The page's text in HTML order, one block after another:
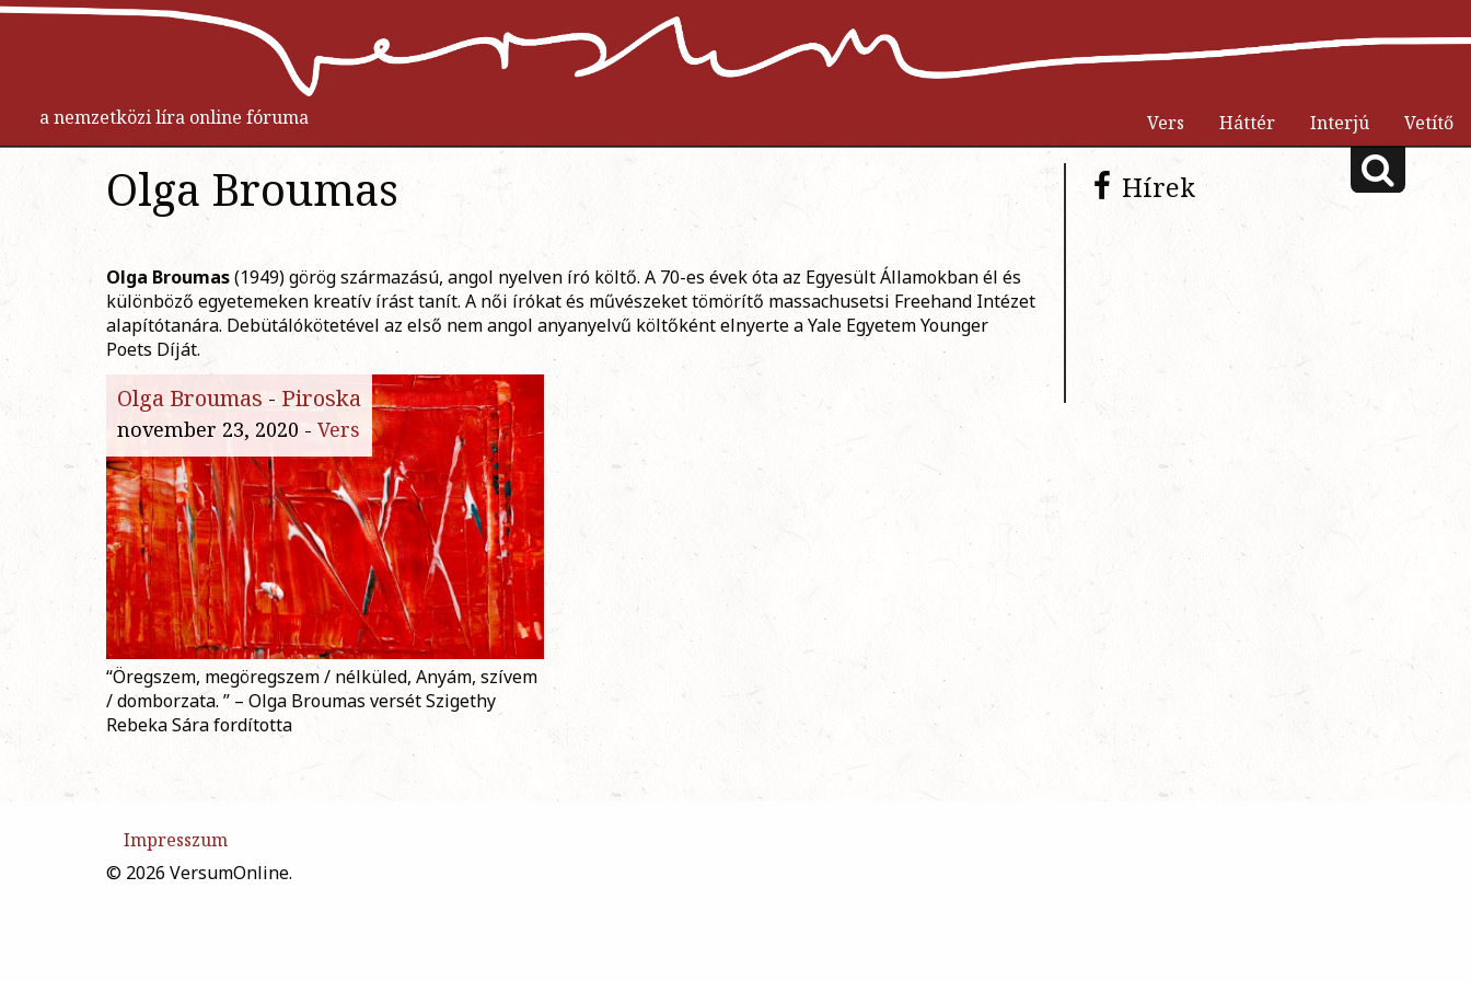
a nemzetközi líra online fóruma Vers Háttér Interjú Vetítő
Olga Broumas
Olga Broumas(1949) görög származású, angol nyelven író költő. A 70-es évek óta az Egyesült Államokban él és
különböző egyetemeken kreatív írást tanít. A női írókat és művészeket tömörítő massachusetsi Freehand Intézet
alapítótanára. Debütálókötetével az első nem angol anyanyelvű költőként elnyerte a Yale Egyetem Younger
Poets Díját.
Olga Broumas - Piroska
november 23, 2020 - Vers
“Öregszem, megöregszem / nélküled, Anyám, szívem
/ domborzata. ” – Olga Broumas versét Szigethy
Rebeka Sára fordította
Hírek
Impresszum
© 2026 VersumOnline.